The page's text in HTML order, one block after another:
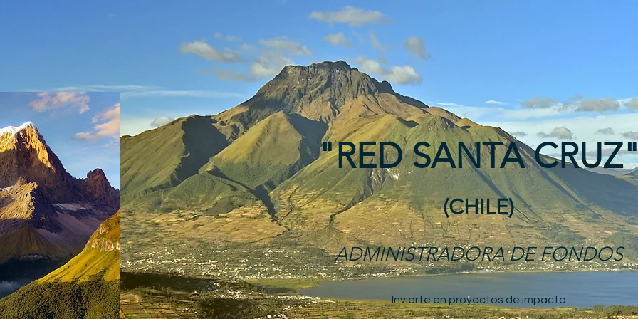
"RED SANTA
(CHILE)
ADMINISTRADORA DE FONDOS
Invierte en proyectos de impacto